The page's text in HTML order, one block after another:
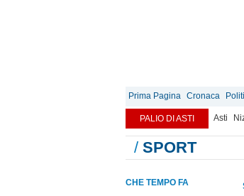
Prima Pagina Cronaca
PALIO DI ASTI Asti
/ SPORT
CHE TEMPO FA